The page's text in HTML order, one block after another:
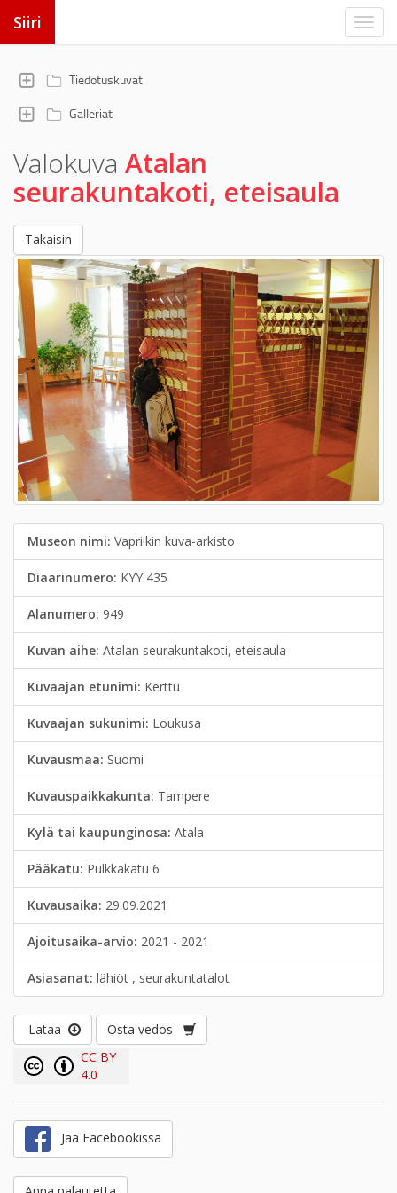
Siiri
Tiedotuskuvat
Galleriat
Valokuva Atalan
seurakuntakoti, eteisaula
Takaisin
Museon nimi: Vapriikin kuva-arkisto
Diaarinumero: KYY 435
Alanumero: 949
Kuvan aihe: Atalan seurakuntakoti, eteisaula
Kuvaajan etunimi: Kerttu
Kuvaajan sukunimi: Loukusa
Kuvausmaa: Suomi
Kuvauspaikkakunta: Tampere
Kylä tai kaupunginosa: Atala
Pääkatu: Pulkkakatu 6
Kuvausaika: 29.09.2021
Ajoitusaika-arvio: 2021 - 2021
Asiasanat: lähiöt , seurakuntatalot
Lataa
Osta vedos
CC BY
4.0
Jaa Facebookissa